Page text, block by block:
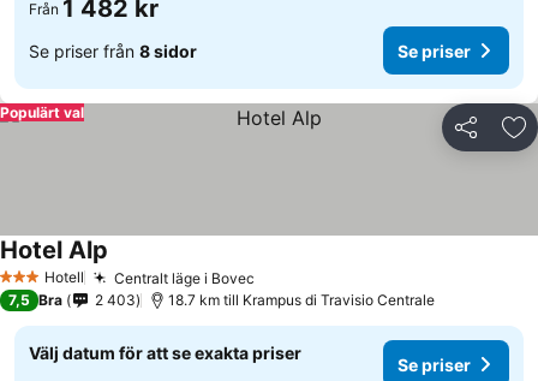
Från 1 482 kr
Se priser från 8 sidor Se priser
Dela
Populärt val
3 StjärnorHotell Centralt läge i Bovec
Hotel Alp
7,5 Bra 2 403 18.7 km till Krampus di Travisio Centrale
Välj datum för att se exakta priser
Se priser